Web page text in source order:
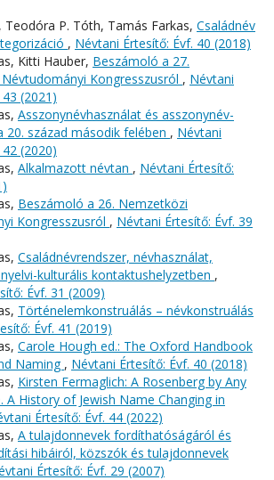
Teodóra P. Tóth, Tamás Farkas, Családnév
, Névtani Értesítő: Évf. 40 (2018)
Kitti Hauber, Beszámoló a 27.
Kongresszusról , Névtani
(2021)
Asszonynévhasználat és asszonynév-
20. század második felében , Névtani
(2020)
Alkalmazott névtan , Névtani Értesítő:
Beszámoló a 26. Nemzetközi
Kongresszusról , Névtani Értesítő: Évf. 39
Családnévrendszer, névhasználat,
kulturális kontaktushelyzetben ,
Évf. 31 (2009)
Történelemkonstruálás – névkonstruálás
Évf. 41 (2019)
Carole Hough ed.: The Oxford Handbook
Naming , Névtani Értesítő: Évf. 40 (2018)
Kirsten Fermaglich: A Rosenberg by Any
A History of Jewish Name Changing in
Értesítő: Évf. 44 (2022)
A tulajdonnevek fordíthatóságáról és
hibáiról, közszók és tulajdonnevek
Értesítő: Évf. 29 (2007)